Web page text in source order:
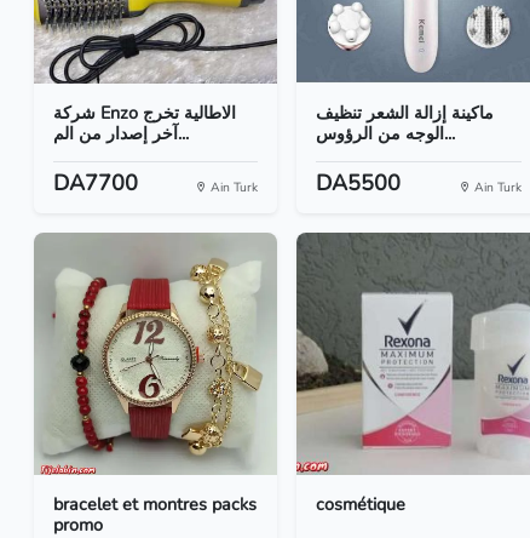
شركة Enzo الاطالية تخرج
آخر إصدار من الم...
DA7700 Ain Turk
ماكينة إزالة الشعر تنظيف
الوجه من الرؤوس...
DA5500 Ain Turk
bracelet et montres packs
promo
cosmétique